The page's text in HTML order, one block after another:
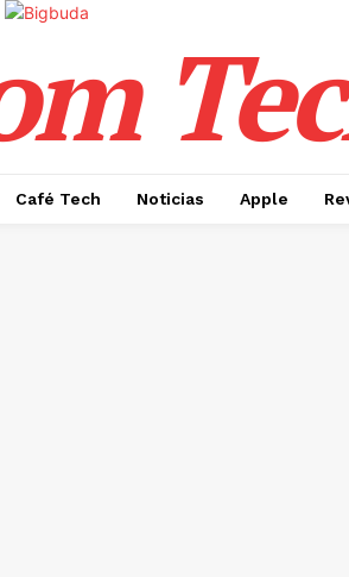
Café Tech Noticias Apple